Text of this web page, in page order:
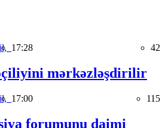
17:28 42
mərkəzləşdirilir
17:00 115
forumunu daimi